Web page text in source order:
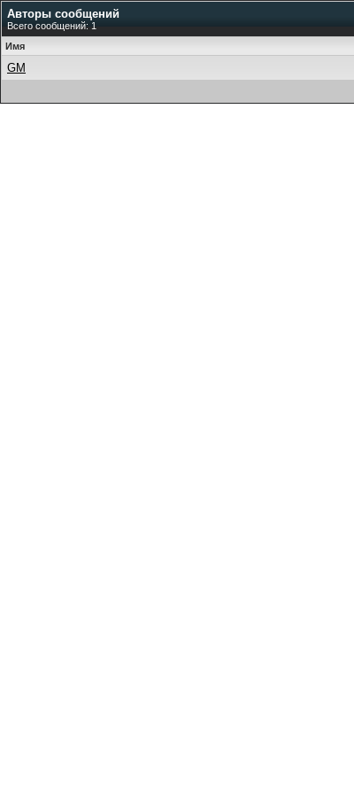
Авторы сообщений
Всего сообщений: 1
Имя
GM